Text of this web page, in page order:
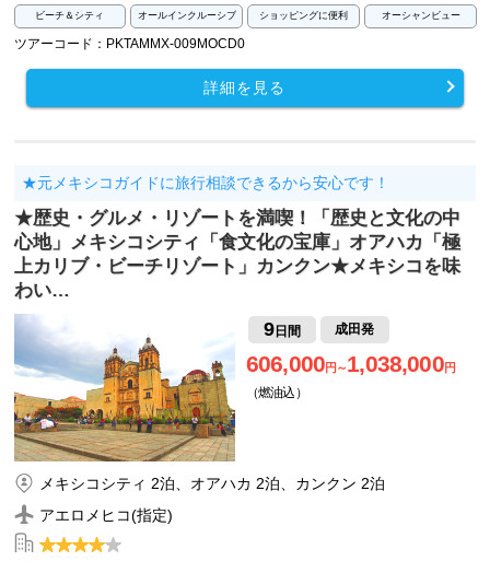
ビーチ＆シティ オールインクルーシブ ショッピングに便利 オーシャンビュー
ツアーコード：PKTAMMX-009MOCD0
詳細を見る
★元メキシコガイドに旅行相談できるから安心です！
★歴史・グルメ・リゾートを満喫！「歴史と文化の中
心地」メキシコシティ「食文化の宝庫」オアハカ「極
上カリブ・ビーチリゾート」カンクン★メキシコを味
わい…
9日間 成田発
606,000円～1,038,000円
（燃油込）
メキシコシティ 2泊、オアハカ 2泊、カンクン 2泊
アエロメヒコ(指定)